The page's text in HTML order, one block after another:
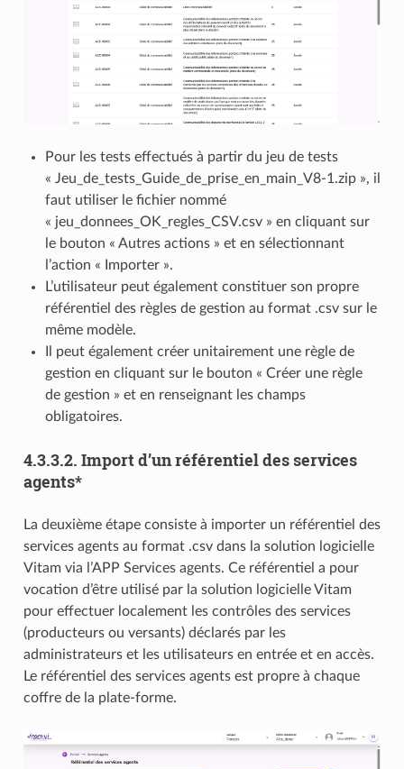
Pour les tests effectués à partir du jeu de tests
« Jeu_de_tests_Guide_de_prise_en_main_V8-1.zip », il
faut utiliser le fichier nommé
« jeu_donnees_OK_regles_CSV.csv » en cliquant sur
le bouton « Autres actions » et en sélectionnant
l’action « Importer ».
L’utilisateur peut également constituer son propre
référentiel des règles de gestion au format .csv sur le
même modèle.
Il peut également créer unitairement une règle de
gestion en cliquant sur le bouton « Créer une règle
de gestion » et en renseignant les champs
obligatoires.
4.3.3.2. Import d’un référentiel des services
agents*
La deuxième étape consiste à importer un référentiel des
services agents au format .csv dans la solution logicielle
Vitam via l’APP Services agents. Ce référentiel a pour
vocation d’être utilisé par la solution logicielle Vitam
pour effectuer localement les contrôles des services
(producteurs ou versants) déclarés par les
administrateurs et les utilisateurs en entrée et en accès.
Le référentiel des services agents est propre à chaque
coffre de la plate-forme.